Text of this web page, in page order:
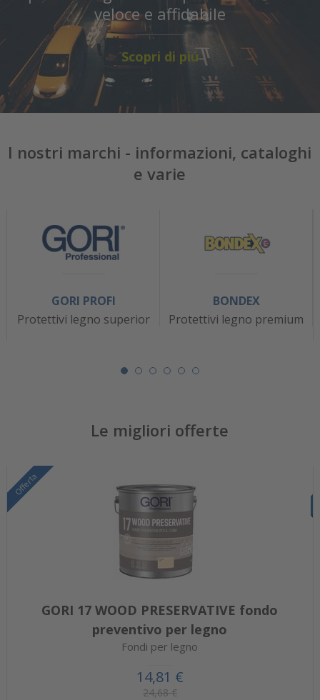
veloce e affidabile
Scopri di piú
I nostri marchi - informazioni, cataloghi
e varie
GORI PROFI
Protettivi legno superior
BONDEX
Protettivi legno premium
Le migliori offerte
Offerta
GORI 17 WOOD PRESERVATIVE fondo
preventivo per legno
Fondi per legno
14,81 €
24,68 €